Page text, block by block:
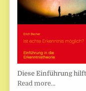
Diese Einführung
Read more…